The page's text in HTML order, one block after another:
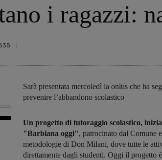
i ragazzi:
Sarà presentata mercoledì la onlus che ha
prevenire l’abbandono scolastico
Un progetto di tutoraggio scolastico,
"Barbiana oggi", patrocinato dal Comune
metodologie di Don Milani, dove tutte le
direttamente dagli studenti. Oggi il progetto